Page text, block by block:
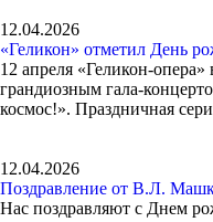
12.04.2026
«Геликон» отметил День
12 апреля «Геликон-
грандиозным гала-
космос!». Праздничная
12.04.2026
Поздравление от В.Л.
Нас поздравляют с Днем